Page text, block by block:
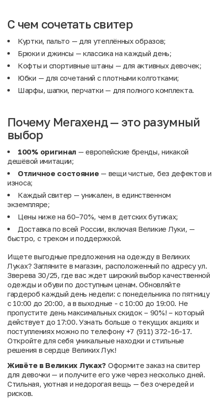
С чем сочетать свитер
Куртки, пальто — для утеплённых образов;
Брюки и джинсы — классика на каждый день;
Кофты и спортивные штаны — для активных девочек;
Юбки — для сочетаний с плотными колготками;
Шарфы, шапки, перчатки — для полного комплекта.
Почему Мегахенд — это разумный
выбор
100% оригинал — европейские бренды, никакой
дешёвой имитации;
Отличное состояние — вещи чистые, без дефектов и
износа;
Каждый свитер — уникален, в единственном
экземпляре;
Цены ниже на 60–70%, чем в детских бутиках;
Доставка по всей России, включая Великие Луки, —
быстро, с треком и поддержкой.
Ищете выгодные предложения на одежду в Великих
Луках? Загляните в магазин, расположенный по адресу ул.
Зверева 30/25, где вас ждет широкий выбор качественной
одежды и обуви по доступным ценам. Обновляйте
гардероб каждый день недели: с понедельника по пятницу
с 10:00 до 20:00, а в выходные - с 10:00 до 19:00. Не
пропустите день максимальных скидок – 90%! – который
действует до 17:00. Узнать больше о текущих акциях и
поступлениях можно по телефону +7 (911) 372-16-17.
Откройте для себя уникальные находки и стильные
решения в сердце Великих Лук!
Живёте в Великих Луках? Оформите заказ на свитер
для девочки — и получите его уже через несколько дней.
Стильная, уютная и недорогая вещь — без очередей и
рисков.